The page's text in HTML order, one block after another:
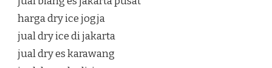
harga dry ice jogja
jual dry ice di jakarta
jual dry es karawang